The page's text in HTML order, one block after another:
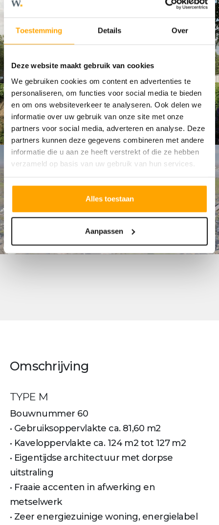
Toestemming Details Over
Deze website maakt gebruik van cookies
We gebruiken cookies om content en advertenties te
personaliseren, om functies voor social media te bieden
en om ons websiteverkeer te analyseren. Ook delen we
informatie over uw gebruik van onze site met onze
partners voor social media, adverteren en analyse. Deze
partners kunnen deze gegevens combineren met andere
informatie die u aan ze heeft verstrekt of die ze hebben
verzameld op basis van uw gebruik van hun services.
Alles toestaan
Aanpassen
Omschrijving
TYPE M
Bouwnummer 60
• Gebruiksoppervlakte ca. 81,60 m2
• Kaveloppervlakte ca. 124 m2 tot 127 m2
• Eigentijdse architectuur met dorpse
uitstraling
• Fraaie accenten in afwerking en
metselwerk
• Zeer energiezuinige woning, energielabel